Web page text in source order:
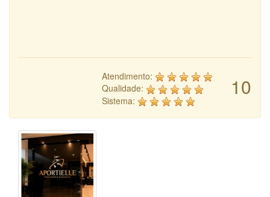
10
Atendimento:
Qualidade:
Sistema: